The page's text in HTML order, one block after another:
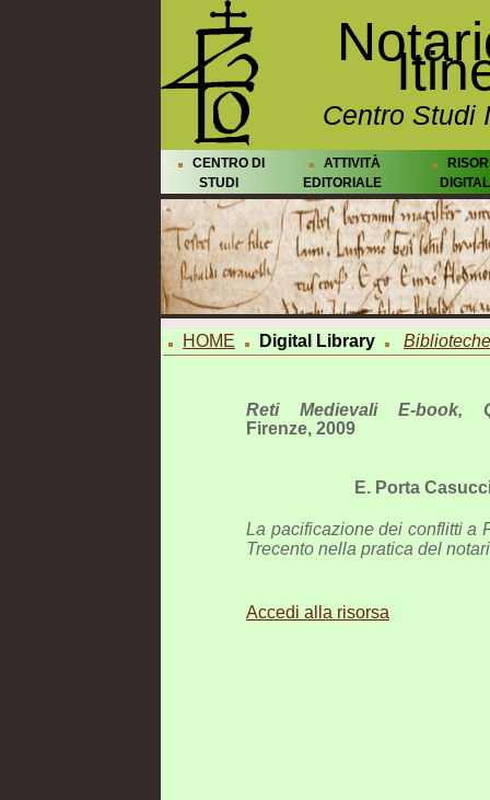
Centro Studi
CENTRO DI
STUDI
ATTIVITÀ
EDITORIALE
HOME Digital Library
Reti Medievali E-book,
Firenze, 2009
E. Porta
La pacificazione dei conflitti a
Trecento nella pratica del
Accedi alla risorsa